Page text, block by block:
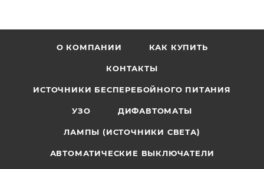
О КОМПАНИИ КАК КУПИТЬ
КОНТАКТЫ
ИСТОЧНИКИ БЕСПЕРЕБОЙНОГО ПИТАНИЯ
УЗО ДИФАВТОМАТЫ
ЛАМПЫ (ИСТОЧНИКИ СВЕТА)
АВТОМАТИЧЕСКИЕ ВЫКЛЮЧАТЕЛИ